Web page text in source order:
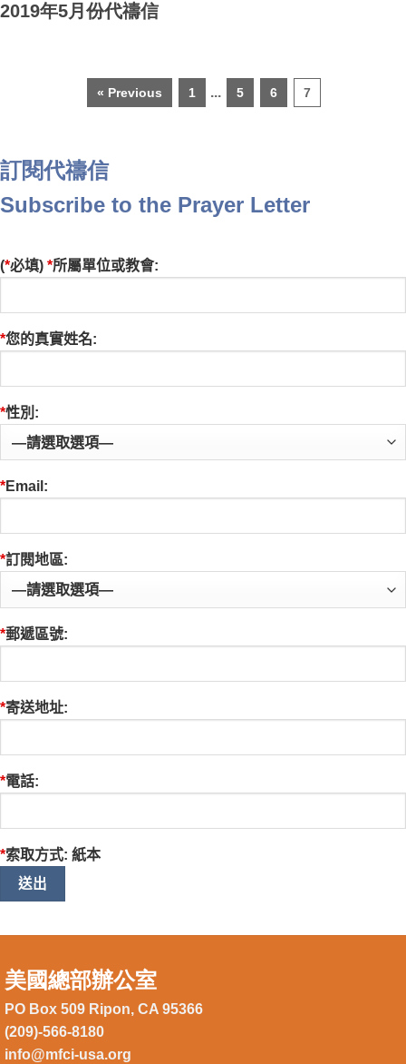
2019年5月份代禱信
« Previous 1 ... 5 6 7
訂閱代禱信
Subscribe to the Prayer Letter
(*必填) *所屬單位或教會:
*您的真實姓名:
*性別:
*Email:
*訂閱地區:
*郵遞區號:
*寄送地址:
*電話:
*索取方式: 紙本
美國總部辦公室
PO Box 509 Ripon, CA 95366
(209)-566-8180
info@mfci-usa.org